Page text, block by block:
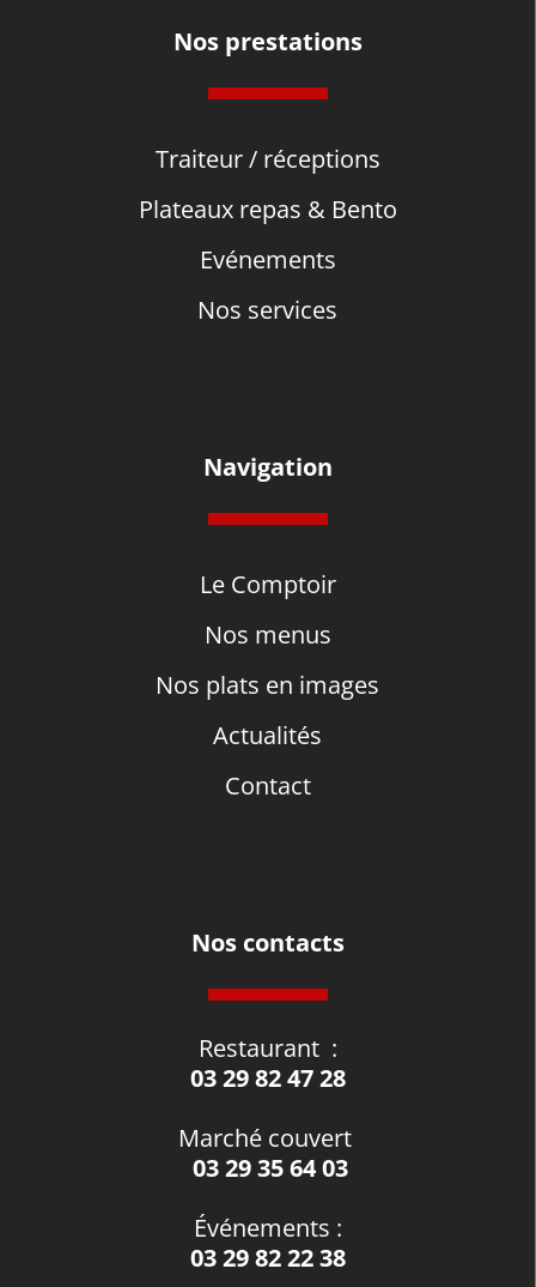
Nos prestations
Traiteur / réceptions
Plateaux repas & Bento
Evénements
Nos services
Navigation
Le Comptoir
Nos menus
Nos plats en images
Actualités
Contact
Nos contacts
Restaurant :
03 29 82 47 28
Marché couvert
03 29 35 64 03
Événements :
03 29 82 22 38